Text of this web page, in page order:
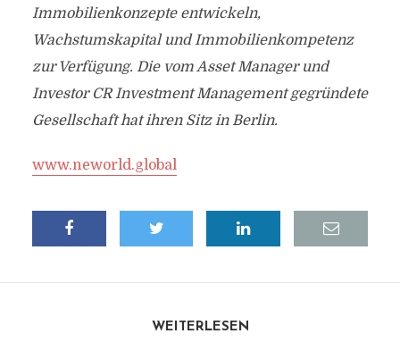
Immobilienkonzepte entwickeln,
Wachstumskapital und Immobilienkompetenz
zur Verfügung. Die vom Asset Manager und
Investor CR Investment Management gegründete
Gesellschaft hat ihren Sitz in Berlin.
www.neworld.global
WEITERLESEN